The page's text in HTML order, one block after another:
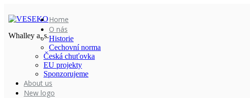
Whalley a. s.
Home
O nás
Historie
Cechovní norma
Česká chuťovka
EU projekty
Sponzorujeme
About us
New logo